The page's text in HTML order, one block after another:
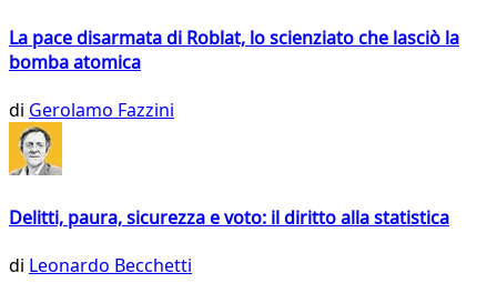
La pace disarmata di Roblat, lo scienziato che lasciò la
bomba atomica
di Gerolamo Fazzini
Delitti, paura, sicurezza e voto: il diritto alla statistica
di Leonardo Becchetti